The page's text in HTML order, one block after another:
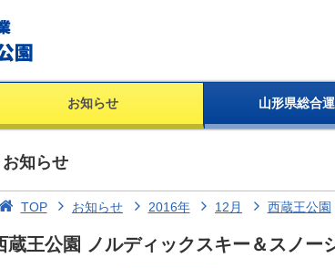
お知らせ 山形県総合
お知らせ
TOP お知らせ 2016年 12月 西蔵王公園
蔵王公園 ノルディックスキー＆スノー